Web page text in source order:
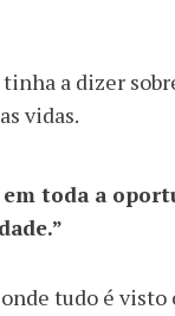
a dizer
vidas.
toda a
tudo é